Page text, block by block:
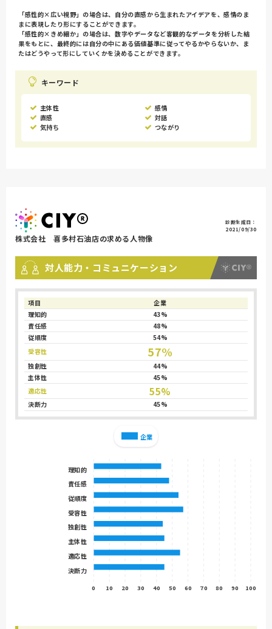
「感性的×広い視野」の場合は、自分の直感から生まれたアイデアを、感情のま
まに表現したり形にすることができます。
「感性的×きめ細か」の場合は、数字やデータなど客観的なデータを分析した結
果をもとに、最終的には自分の中にある価値基準に従ってやるかやらないか、ま
たはどうやって形にしていくかを決めることができます。
キーワード
主体性
感情
直感
対話
気持ち
つながり
株式会社 喜多村石油店の求める人物像
診断生成日：
2021/09/30
対人能力・コミュニケーション
項目
企業
理知的
43%
責任感
48%
従順度
54%
受容性
57%
独創性
44%
主体性
45%
適応性
55%
決断力 45%
企業
0 10 20 30 40 50 60 70 80 90 100
理知的
責任感
従順度
受容性
独創性
主体性
適応性
決断力